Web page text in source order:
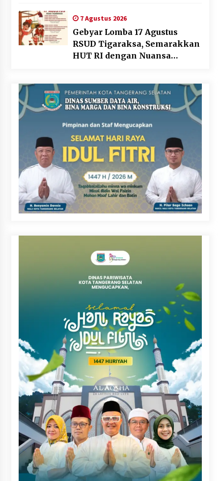
7 Agustus 2026
Gebyar Lomba 17 Agustus
RSUD Tigaraksa, Semarakkan
HUT RI dengan Nuansa